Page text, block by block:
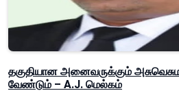
தகுதியான அனைவருக்கும்
வேண்டும் – A.J. மெல்கம்